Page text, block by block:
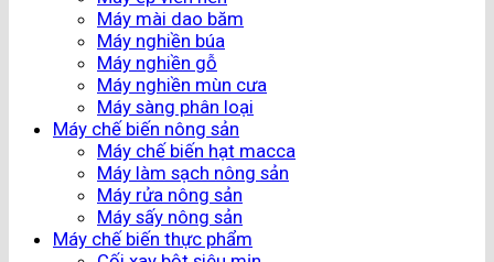
Máy mài dao băm
Máy nghiền búa
Máy nghiền gỗ
Máy nghiền mùn cưa
Máy sàng phân loại
Máy chế biến nông sản
Máy chế biến hạt macca
Máy làm sạch nông sản
Máy rửa nông sản
Máy sấy nông sản
Máy chế biến thực phẩm